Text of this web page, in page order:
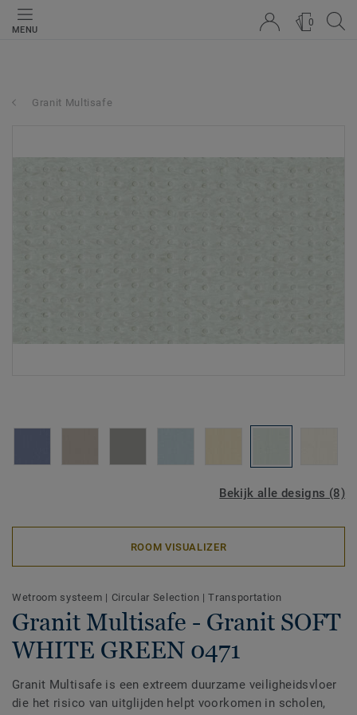
MENU
0
Granit Multisafe
Bekijk alle designs (8)
ROOM VISUALIZER
Wetroom systeem | Circular Selection |Transportation
Granit Multisafe - Granit SOFT
WHITE GREEN 0471
Granit Multisafe is een extreem duurzame veiligheidsvloer
die het risico van uitglijden helpt voorkomen in scholen,